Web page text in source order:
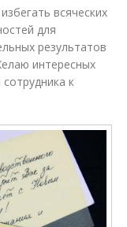
всяческих
для
результатов
интересных
к